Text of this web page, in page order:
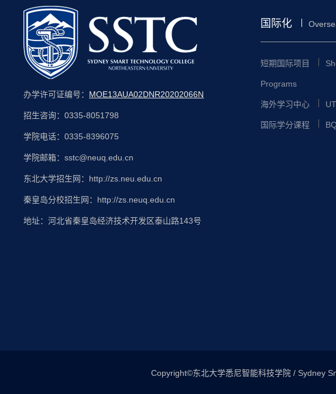
办学许可证编号： MOE13AUA02DNR20202066N
招生咨询：0335-8051798
学院电话：0335-8396075
学院邮箱：sstc@neuq.edu.cn
东北大学招生网：http://zs.neu.edu.cn
秦皇岛分校招生网：http://zs.neuq.edu.cn
地址：河北省秦皇岛经济技术开发区泰山路143号
国际化
短期国际项目
Programs
海外学习中心
国际学分课程
Copyright©东北大学悉尼智能科技学院 / Sydney